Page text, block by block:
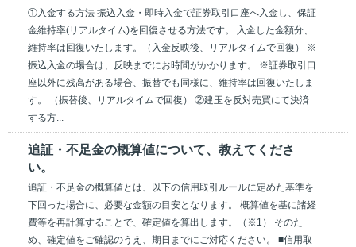
①入金する方法 振込入金・即時入金で証券取引口座へ入金し、保証
金維持率(リアルタイム)を回復させる方法です。 入金した金額分、
維持率は回復いたします。（入金反映後、リアルタイムで回復） ※
振込入金の場合は、反映までにお時間がかかります。 ※証券取引口
座以外に残高がある場合、振替でも同様に、維持率は回復いたしま
す。 （振替後、リアルタイムで回復） ②建玉を反対売買にて決済
する方...
追証・不足金の概算値について、教えてくださ
い。
追証・不足金の概算値とは、以下の信用取引ルールに定めた基準を
下回った場合に、必要な金額の目安となります。 概算値を基に諸経
費等を再計算することで、確定値を算出します。（※1） そのた
め、確定値をご確認のうえ、期日までにご対応ください。 ■信用取